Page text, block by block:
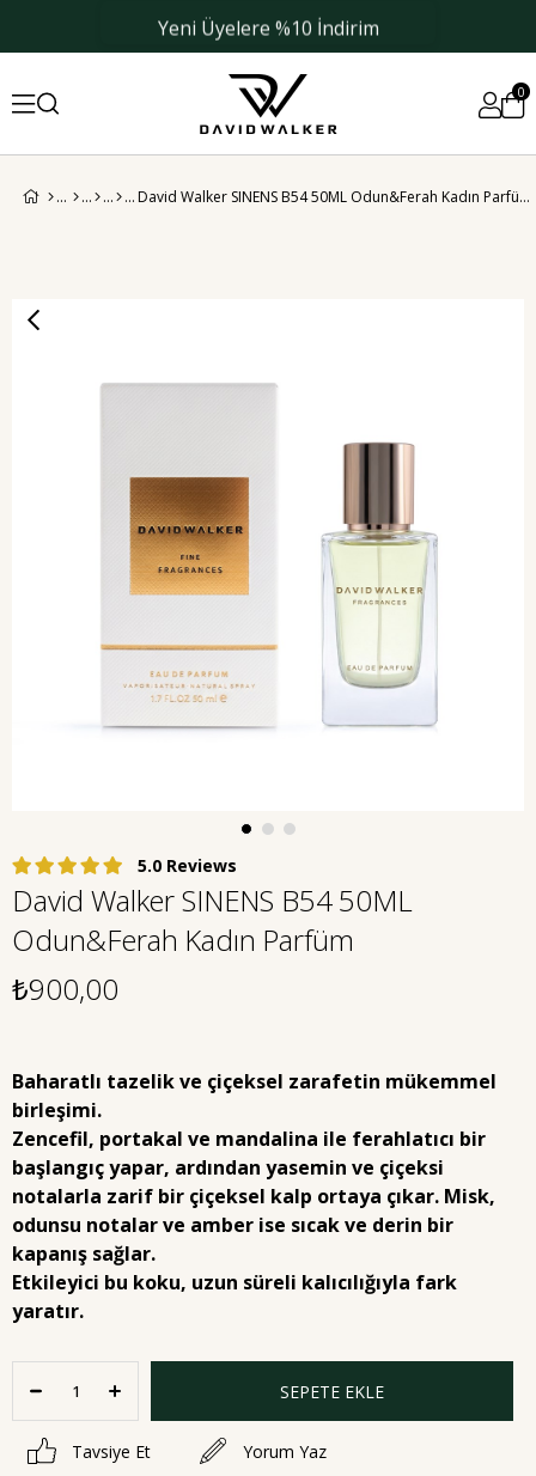
Yeni Üyelere %10 İndirim
0
David Walker SINENS B54 50ML Odun&Ferah Kadın Parfüm
5.0
David Walker SINENS B54 50ML
Odun&Ferah Kadın Parfüm
₺900,00
Baharatlı tazelik ve çiçeksel zarafetin mükemmel
birleşimi.
Zencefil, portakal ve mandalina ile ferahlatıcı bir
başlangıç yapar, ardından yasemin ve çiçeksi
notalarla zarif bir çiçeksel kalp ortaya çıkar. Misk,
odunsu notalar ve amber ise sıcak ve derin bir
kapanış sağlar.
Etkileyici bu koku, uzun süreli kalıcılığıyla fark
yaratır.
Tavsiye Et Yorum Yaz